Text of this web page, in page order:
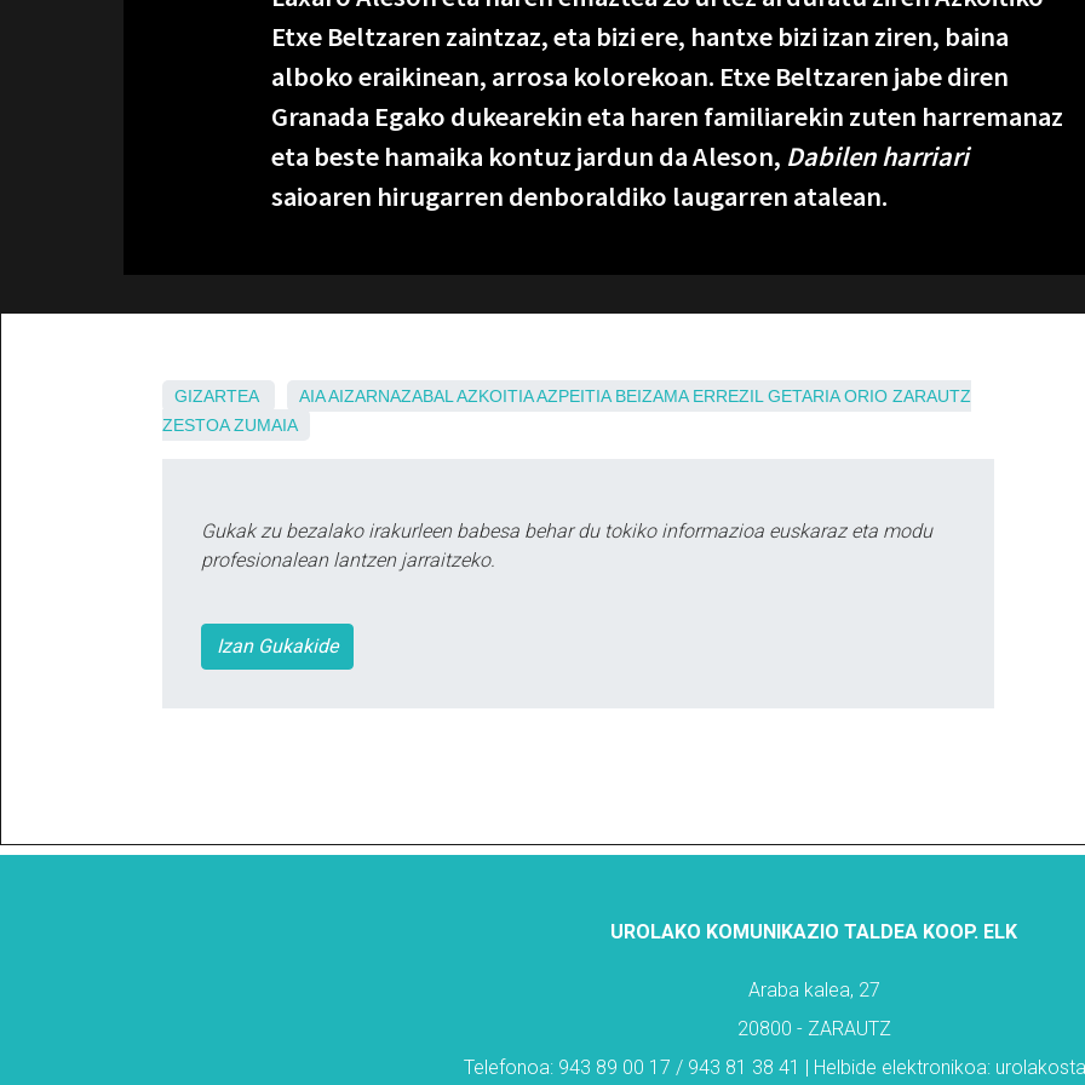
Etxe Beltzaren zaintzaz, eta bizi ere, hantxe bizi izan ziren, baina
alboko eraikinean, arrosa kolorekoan. Etxe Beltzaren jabe diren
Granada Egako dukearekin eta haren familiarekin zuten harremanaz
eta beste hamaika kontuz jardun da Aleson, Dabilen harriari
saioaren hirugarren denboraldiko laugarren atalean.
GIZARTEA AIAAIZARNAZABAL AZKOITIAAZPEITIA BEIZAMA ERREZIL GETARIA ORIO ZARAUTZ
ZESTOA ZUMAIA
Gukak zu bezalako irakurleen babesa behar du tokiko informazioa euskaraz eta modu
profesionalean lantzen jarraitzeko.
Izan Gukakide
UROLAKO KOMUNIKAZIO TALDEA KOOP. ELK
Araba kalea, 27
20800 - ZARAUTZ
Telefonoa: 943 89 00 17 / 943 81 38 41 | Helbide elektronikoa: